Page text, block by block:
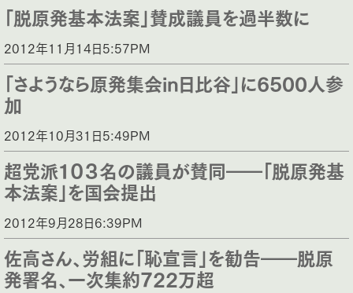
「脱原発基本法案」賛成議員を過半数に
2012年11月14日5:57PM
「さようなら原発集会in日比谷」に6500人参
加
2012年10月31日5:49PM
超党派１０３名の議員が賛同――「脱原発基
本法案」を国会提出
2012年9月28日6:39PM
佐高さん、労組に「恥宣言」を勧告――脱原
発署名、一次集約722万超